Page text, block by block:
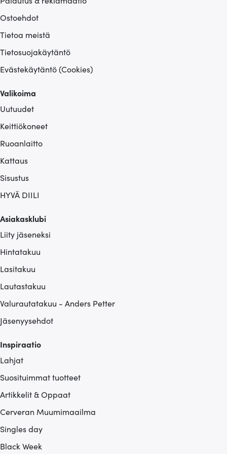
Ostoehdot
Tietoa meistä
Tietosuojakäytäntö
Evästekäytäntö (Cookies)
Valikoima
Uutuudet
Keittiökoneet
Ruoanlaitto
Kattaus
Sisustus
HYVÄ DIILI
Asiakasklubi
Liity jäseneksi
Hintatakuu
Lasitakuu
Lautastakuu
Valurautatakuu - Anders Petter
Jäsenyysehdot
Inspiraatio
Lahjat
Suosituimmat tuotteet
Artikkelit & Oppaat
Cerveran Muumimaailma
Singles day
Black Week